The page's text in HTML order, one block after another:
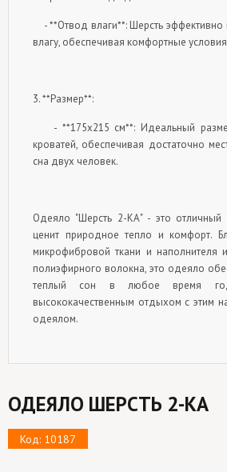
- **Отвод влаги**: Шерсть эффективно
влагу, обеспечивая комфортные
3. **Размер**:
- **175x215 см**: Идеальный
кроватей, обеспечивая достаточно
сна двух человек.
Одеяло "Шерсть 2-КА" - это
ценит природное тепло и комфорт.
микрофибровой ткани и наполнителя
полиэфирного волокна, это одеяло
теплый сон в любое время
высококачественным отдыхом с этим
одеялом.
ОДЕЯЛО ШЕРСТЬ 2-КА
Код: 10187